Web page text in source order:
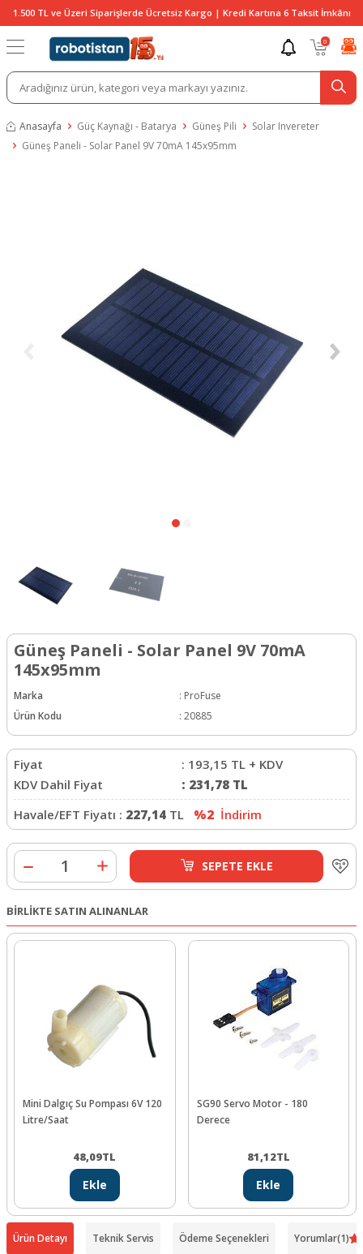
1.500 TL ve Üzeri Siparişlerde Ücretsiz Kargo | Kredi Kartına 6 Taksit İmkânı
0
Anasayfa Güç Kaynağı - Batarya Güneş Pili
Solar Invereter
Güneş Paneli - Solar Panel 9V 70mA 145x95mm
Güneş Paneli - Solar Panel 9V 70mA
145x95mm
Marka : ProFuse
Ürün Kodu
: 20885
Fiyat : 193,15 TL + KDV
KDV Dahil Fiyat
: 231,78 TL
Havale/EFT Fiyatı : 227,14 TL %2 İndirim
SEPETE EKLE
BİRLİKTE SATIN ALINANLAR
Mini Dalgıç Su Pompası 6V 120
Litre/Saat
48,09TL
Ekle
SG90 Servo Motor - 180
Derece
81,12TL
Ekle
Ürün Detayı Teknik Servis Ödeme Seçenekleri Yorumlar(1)